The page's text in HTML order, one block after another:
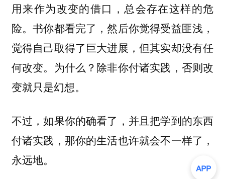
用来作为改变的借口，总会存在这样的危
险。书你都看完了，然后你觉得受益匪浅，
觉得自己取得了巨大进展，但其实却没有任
何改变。为什么？除非你付诸实践，否则改
变就只是幻想。
不过，如果你的确看了，并且把学到的东西
付诸实践，那你的生活也许就会不一样了，
永远地。